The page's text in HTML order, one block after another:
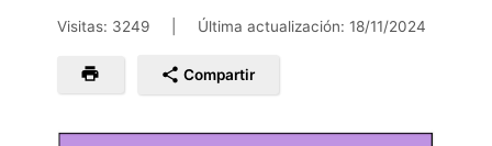
Visitas: 3249 Última actualización: 18/11/2024
Compartir